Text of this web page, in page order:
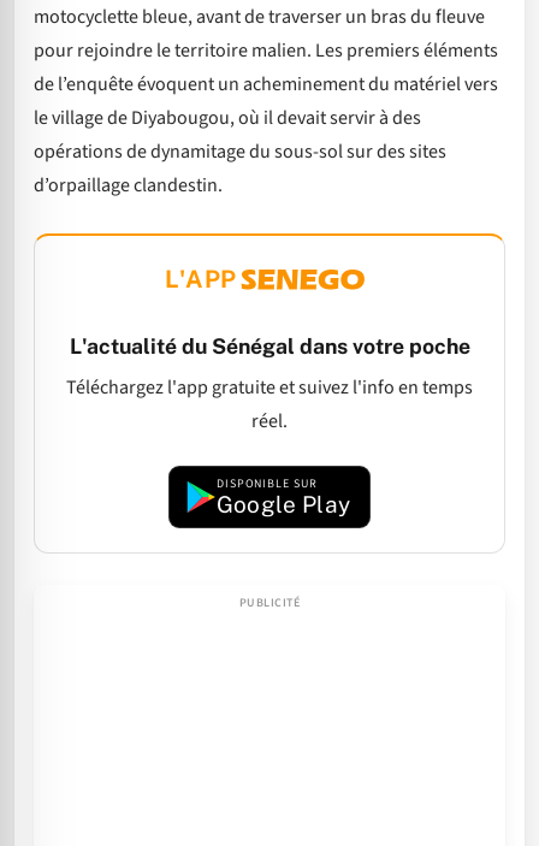
motocyclette bleue, avant de traverser un bras du fleuve
pour rejoindre le territoire malien. Les premiers éléments
de l’enquête évoquent un acheminement du matériel vers
le village de Diyabougou, où il devait servir à des
opérations de dynamitage du sous-sol sur des sites
d’orpaillage clandestin.
L'APP
L'actualité du Sénégal dans votre poche
Téléchargez l'app gratuite et suivez l'info en temps
réel.
DISPONIBLE SUR
Google Play